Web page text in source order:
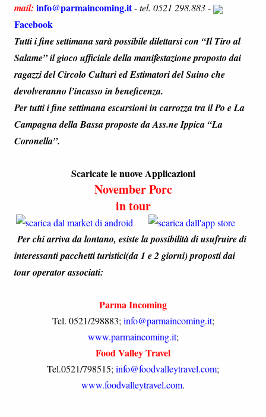
mail: info@parmaincoming.it-tel. 0521 298.883 -
Facebook
Tutti i fine settimana sarà possibile dilettarsi con “Il Tiro al
Salame” il gioco ufficiale della manifestazione proposto dai
ragazzi del Circolo Culturi ed Estimatori del Suino che
devolveranno l’incasso in beneficenza.
Per tutti i fine settimana escursioni in carrozza tra il Po e La
Campagna della Bassa proposte da Ass.ne Ippica “La
Coronella”.
Scaricate le nuove Applicazioni
November Porc
in tour
Per chi arriva da lontano, esiste la possibilità di usufruire di
interessanti pacchetti turistici(da 1 e 2 giorni) proposti dai
tour operator associati:
Parma Incoming
Tel. 0521/298883; info@parmaincoming.it;
www.parmaincoming.it;
Food Valley Travel
Tel.0521/798515; info@foodvalleytravel.com;
www.foodvalleytravel.com.